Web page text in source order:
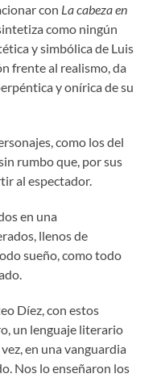
con La cabeza en
como ningún
y simbólica de Luis
frente al realismo, da
y onírica de su
como los del
rumbo que, por sus
al espectador.
en una
llenos de
sueño, como todo
Díez, con estos
un lenguaje literario
en una vanguardia
Nos lo enseñaron los